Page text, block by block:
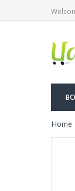
Home